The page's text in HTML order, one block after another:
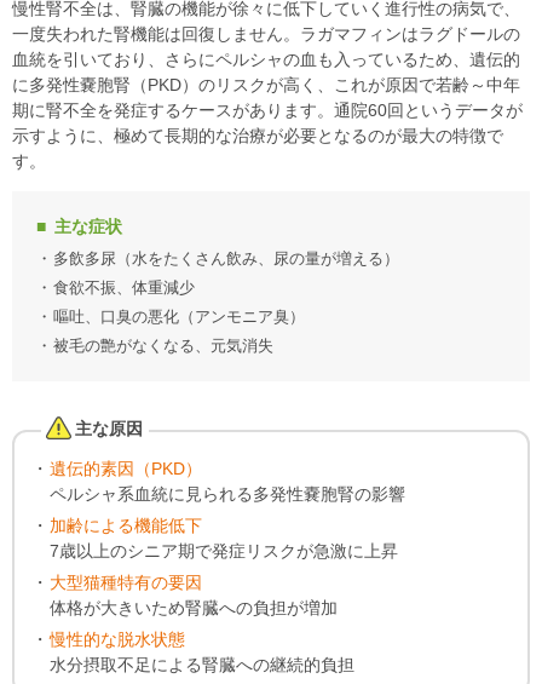
慢性腎不全は、腎臓の機能が徐々に低下していく進行性の病気で、
一度失われた腎機能は回復しません。ラガマフィンはラグドールの
血統を引いており、さらにペルシャの血も入っているため、遺伝的
に多発性嚢胞腎（PKD）のリスクが高く、これが原因で若齢～中年
期に腎不全を発症するケースがあります。通院60回というデータが
示すように、極めて長期的な治療が必要となるのが最大の特徴で
す。
主な症状
多飲多尿（水をたくさん飲み、尿の量が増える）
食欲不振、体重減少
嘔吐、口臭の悪化（アンモニア臭）
被毛の艶がなくなる、元気消失
主な原因
遺伝的素因（PKD）
ペルシャ系血統に見られる多発性嚢胞腎の影響
加齢による機能低下
7歳以上のシニア期で発症リスクが急激に上昇
大型猫種特有の要因
体格が大きいため腎臓への負担が増加
慢性的な脱水状態
水分摂取不足による腎臓への継続的負担